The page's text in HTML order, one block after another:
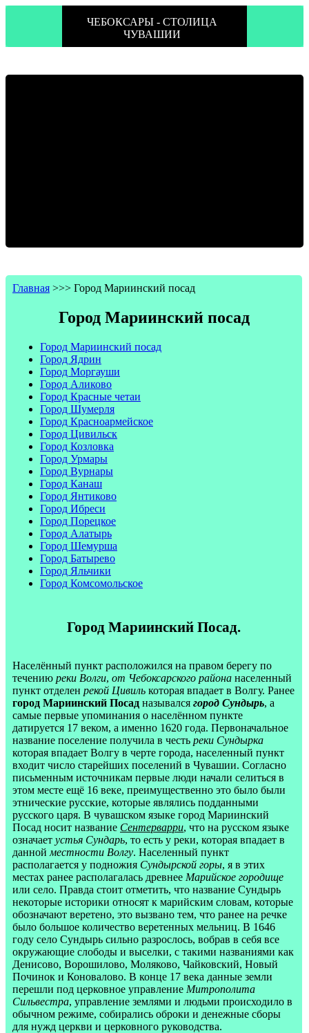
ЧЕБОКСАРЫ - СТОЛИЦА
ЧУВАШИИ
Главная >>> Город Мариинский посад
Город Мариинский посад
Город Мариинский посад
Город Ядрин
Город Моргауши
Город Аликово
Город Красные четаи
Город Шумерля
Город Красноармейское
Город Цивильск
Город Козловка
Город Урмары
Город Вурнары
Город Канаш
Город Янтиково
Город Ибреси
Город Порецкое
Город Алатырь
Город Шемурша
Город Батырево
Город Яльчики
Город Комсомольское
Город Мариинский Посад.
Населённый пункт расположился на правом берегу по
течению реки Волги, от Чебоксарского района населенный
пункт отделен рекой Цивиль которая впадает в Волгу. Ранее
город Мариинский Посад назывался город Сундырь, а
самые первые упоминания о населённом пункте
датируется 17 веком, а именно 1620 года. Первоначальное
название поселение получила в честь реки Сундырка
которая впадает Волгу в черте города, населенный пункт
входит число старейших поселений в Чувашии. Согласно
письменным источникам первые люди начали селиться в
этом месте ещё 16 веке, преимущественно это было были
этнические русские, которые являлись подданными
русского царя. В чувашском языке город Мариинский
Посад носит название Сентерварри, что на русском языке
означает устья Сундарь, то есть у реки, которая впадает в
данной местности Волгу. Населенный пункт
располагается у подножия Сундырской горы, я в этих
местах ранее располагалась древнее Марийское городище
или село. Правда стоит отметить, что название Сундырь
некоторые историки относят к марийским словам, которые
обозначают веретено, это вызвано тем, что ранее на речке
было большое количество веретенных мельниц. В 1646
году село Сундырь сильно разрослось, вобрав в себя все
окружающие слободы и выселки, с такими названиями как
Денисово, Ворошилово, Моляково, Чайковский, Новый
Починок и Коновалово. В конце 17 века данные земли
перешли под церковное управление Митрополита
Сильвестра, управление землями и людьми происходило в
обычном режиме, собирались оброки и денежные сборы
для нужд церкви и церковного руководства.